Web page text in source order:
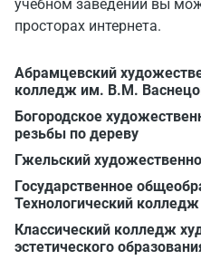
учебном заведении вы
просторах интернета.
Абрамцевский
колледж им. В.М.
Богородское
резьбы по дереву
Гжельский
Государственное
Технологический
Классический колледж
эстетического